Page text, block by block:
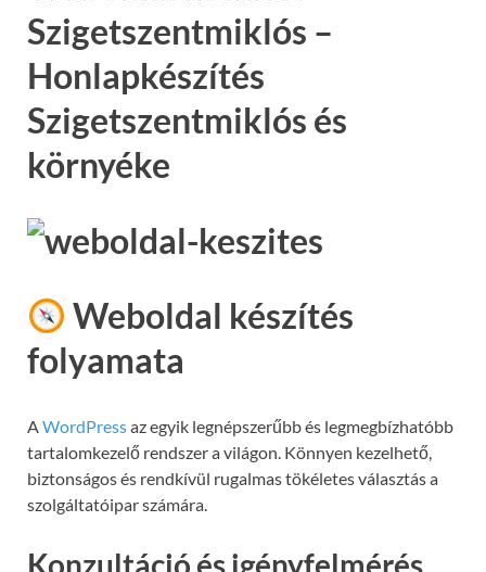
Szigetszentmiklós –
Honlapkészítés
Szigetszentmiklós és
környéke
Weboldal készítés
folyamata
AWordPressaz egyik legnépszerűbb és legmegbízhatóbb
tartalomkezelő rendszer a világon. Könnyen kezelhető,
biztonságos és rendkívül rugalmas tökéletes választás a
szolgáltatóipar számára.